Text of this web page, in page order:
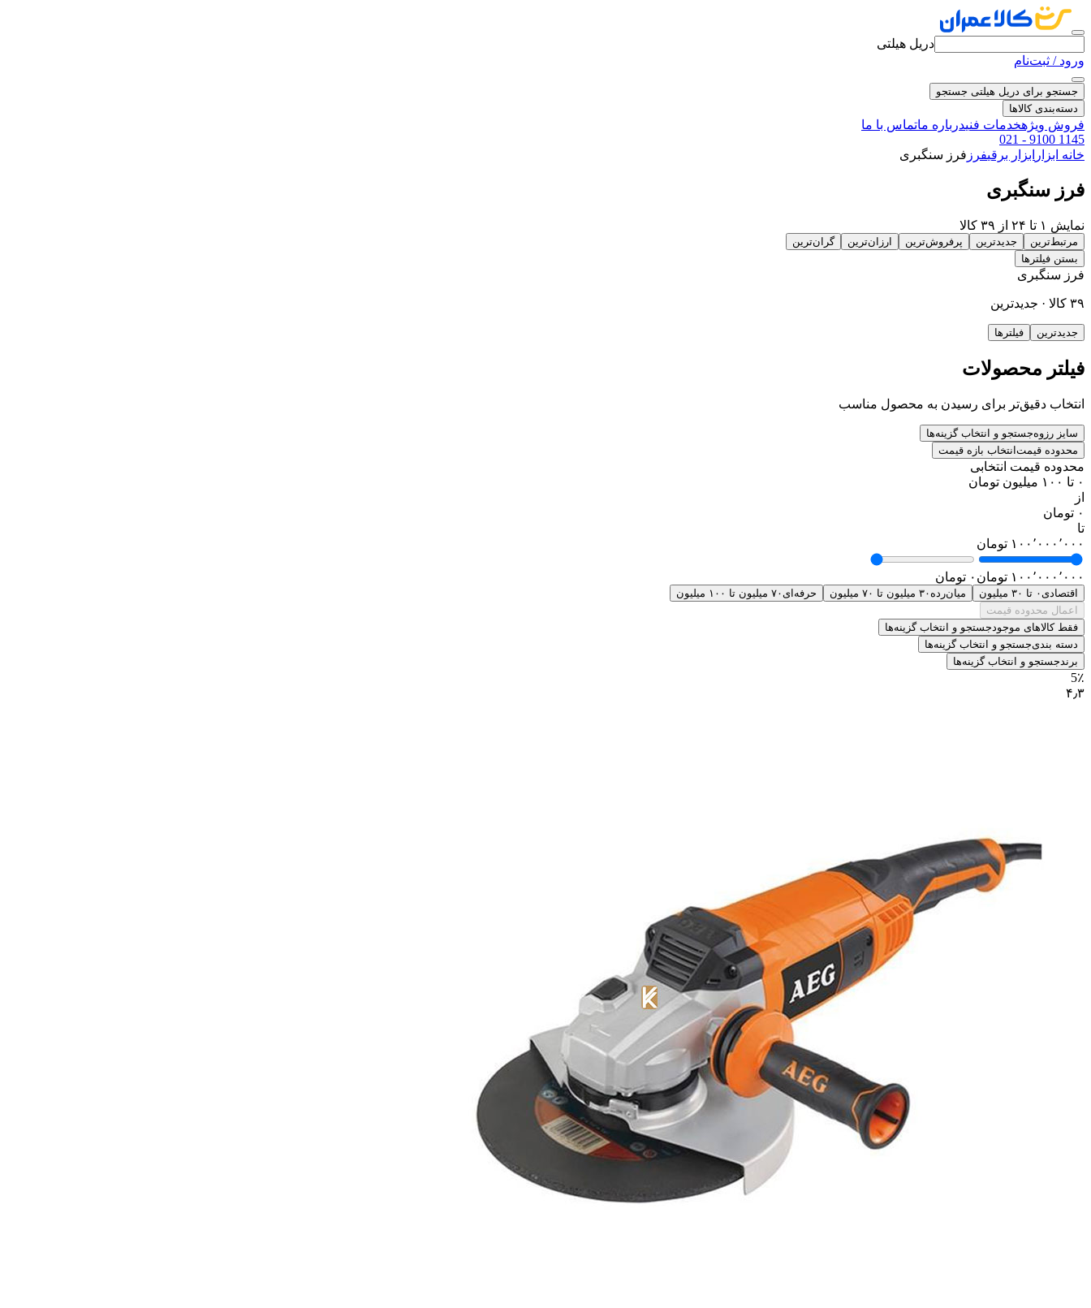
دریل هیلتی
ورود / ثبت‌نام
جستجو برای دریل هیلتی جستجو
دسته‌بندی کالاها
فروش ویژهخدمات فنیدرباره ماتماس با ما
021 - 9100 1145
خانه ابزار ابزار برقیفرز فرز سنگبری
فرز سنگبری
نمایش ۱ تا ۲۴ از ۳۹ کالا
مرتبط‌ترین جدیدترین پرفروش‌ترین ارزان‌ترین
گران‌ترین
بستن فیلترها
فرز سنگبری
۳۹ کالا · جدیدترین
جدیدترین فیلترها
فیلتر محصولات
انتخاب دقیق‌تر برای رسیدن به محصول مناسب
سایز رزوهجستجو و انتخاب گزینه‌ها
محدوده قیمتانتخاب بازه قیمت
محدوده قیمت انتخابی
۰ تا ۱۰۰ میلیون تومان
از
۰ تومان
تا
۱۰۰٬۰۰۰٬۰۰۰ تومان
۱۰۰٬۰۰۰٬۰۰۰ تومان ۰ تومان
اقتصادی ۰ تا ۳۰ میلیون میان‌رده ۳۰ میلیون تا ۷۰ میلیون حرفه‌ای ۷۰ میلیون تا ۱۰۰ میلیون
اعمال محدوده قیمت
فقط کالاهای موجود جستجو و انتخاب گزینه‌ها
دسته بندیجستجو و انتخاب گزینه‌ها
برند جستجو و انتخاب گزینه‌ها
5٪
۴٫۳